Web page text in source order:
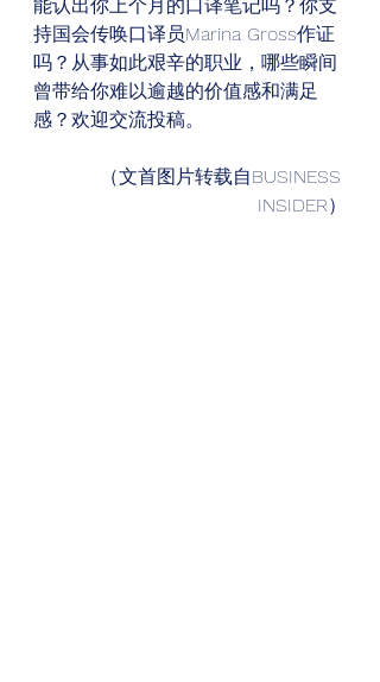
能认出你上个月的口译笔记吗？你支
持国会传唤口译员Marina Gross作证
吗？从事如此艰辛的职业，哪些瞬间
曾带给你难以逾越的价值感和满足
感？欢迎交流投稿。
（文首图片转载自BUSINESS
INSIDER）